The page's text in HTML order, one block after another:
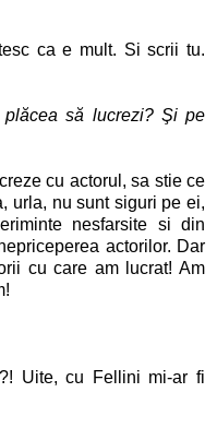
ca e mult. Si scrii tu.
să lucrezi? Şi pe
cu actorul, sa stie ce
urla, nu sunt siguri pe ei,
nesfarsite si din
actorilor. Dar
cu care am lucrat! Am
Uite, cu Fellini mi-ar fi